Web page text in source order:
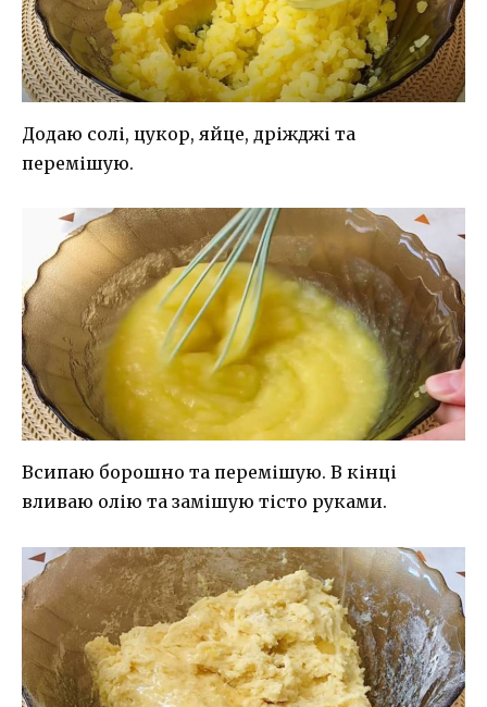
Додаю солі, цукор, яйце, дріжджі та
перемішую.
Всипаю борошно та перемішую. В кінці
вливаю олію та замішую тісто руками.